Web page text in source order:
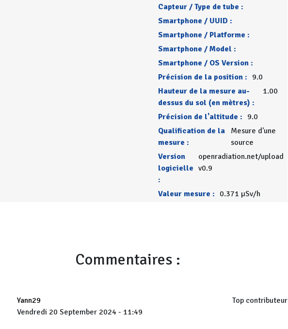
Capteur / Type de tube :
Smartphone / UUID :
Smartphone / Platforme :
Smartphone / Model :
Smartphone / OS Version :
Précision de la position : 9.0
Hauteur de la mesure au-
dessus du sol (en mètres) :
1.00
Précision de l'altitude : 9.0
Qualification de la
mesure :
Mesure d'une
source
Version
logicielle
:
openradiation.net/upload
v0.9
Valeur mesure : 0.371 µSv/h
Commentaires :
Yann29
Top contributeur
Vendredi 20 September 2024 - 11:49